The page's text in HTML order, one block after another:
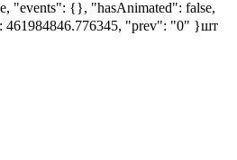
"events": {}, "hasAnimated": false,
"prev": "0" }шт